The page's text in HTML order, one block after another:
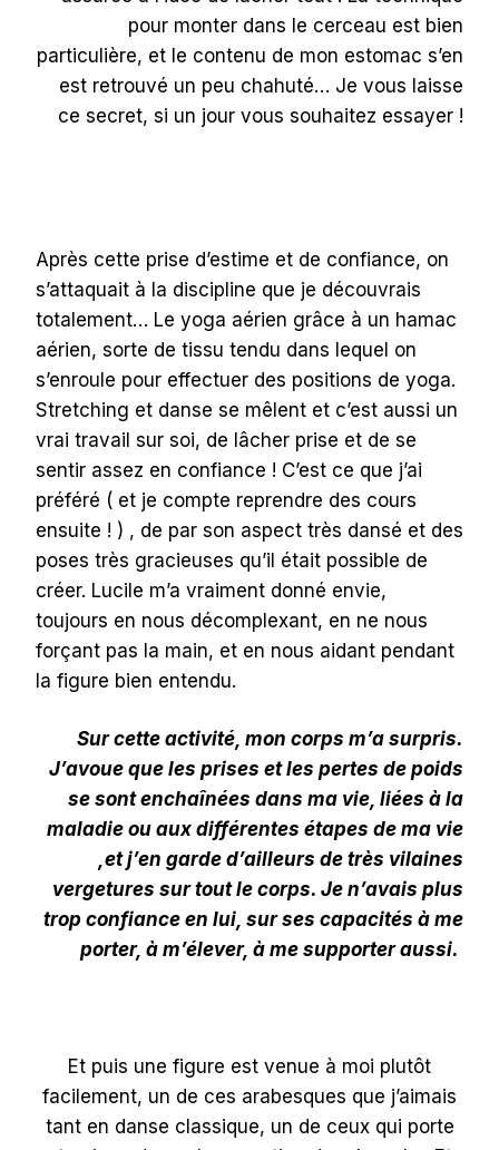
pour monter dans le cerceau est bien
particulière, et le contenu de mon estomac s’en
est retrouvé un peu chahuté… Je vous laisse
ce secret, si un jour vous souhaitez essayer !
Après cette prise d’estime et de confiance, on
s’attaquait à la discipline que je découvrais
totalement… Le yoga aérien grâce à un hamac
aérien, sorte de tissu tendu dans lequel on
s’enroule pour effectuer des positions de yoga.
Stretching et danse se mêlent et c’est aussi un
vrai travail sur soi, de lâcher prise et de se
sentir assez en confiance ! C’est ce que j’ai
préféré ( et je compte reprendre des cours
ensuite ! ) , de par son aspect très dansé et des
poses très gracieuses qu’il était possible de
créer. Lucile m’a vraiment donné envie,
toujours en nous décomplexant, en ne nous
forçant pas la main, et en nous aidant pendant
la figure bien entendu.
Sur cette activité, mon corps m’a surpris.
J’avoue que les prises et les pertes de poids
se sont enchaînées dans ma vie, liées à la
maladie ou aux différentes étapes de ma vie
,et j’en garde d’ailleurs de très vilaines
vergetures sur tout le corps. Je n’avais plus
trop confiance en lui, sur ses capacités à me
porter, à m’élever, à me supporter aussi.
Et puis une figure est venue à moi plutôt
facilement, un de ces arabesques que j’aimais
tant en danse classique, un de ceux qui porte